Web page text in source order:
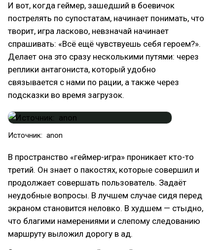
И вот, когда геймер, зашедший в боевичок
пострелять по супостатам, начинает понимать, что
творит, игра ласково, невзначай начинает
спрашивать: «Всё ещё чувствуешь себя героем?».
Делает она это сразу несколькими путями: через
реплики антагониста, который удобно
связывается с нами по рации, а также через
подсказки во время загрузок.
Источник: anon
В пространство «геймер-игра» проникает кто-то
третий. Он знает о пакостях, которые совершил и
продолжает совершать пользователь. Задаёт
неудобные вопросы. В лучшем случае сидя перед
экраном становится неловко. В худшем — стыдно,
что благими намерениями и слепому следованию
маршруту выложил дорогу в ад.